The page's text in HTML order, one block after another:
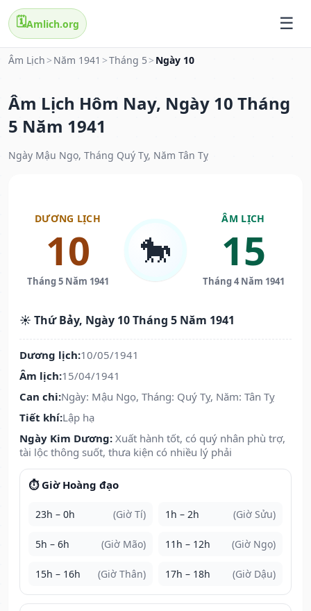
🗓️Amlich.org
Âm Lịch > Năm 1941 >Tháng 5 > Ngày 10
Âm Lịch Hôm Nay, Ngày 10 Tháng
5 Năm 1941
Ngày Mậu Ngọ, Tháng Quý Tỵ, Năm Tân Tỵ
DƯƠNG LỊCH
10
Tháng 5 Năm 1941
🐎
ÂM LỊCH
15
Tháng 4 Năm 1941
☀️ Thứ Bảy, Ngày 10 Tháng 5 Năm 1941
Dương lịch:10/05/1941
Âm lịch:15/04/1941
Can chi:Ngày: Mậu Ngọ, Tháng: Quý Tỵ, Năm: Tân Tỵ
Tiết khí:Lập hạ
Ngày Kim Dương: Xuất hành tốt, có quý nhân phù trợ,
tài lộc thông suốt, thưa kiện có nhiều lý phải
⏱️ Giờ Hoàng đạo
23h – 0h (Giờ Tí) 1h – 2h (Giờ Sửu)
5h – 6h (Giờ Mão) 11h – 12h (Giờ Ngọ)
15h – 16h (Giờ Thân) 17h – 18h (Giờ Dậu)